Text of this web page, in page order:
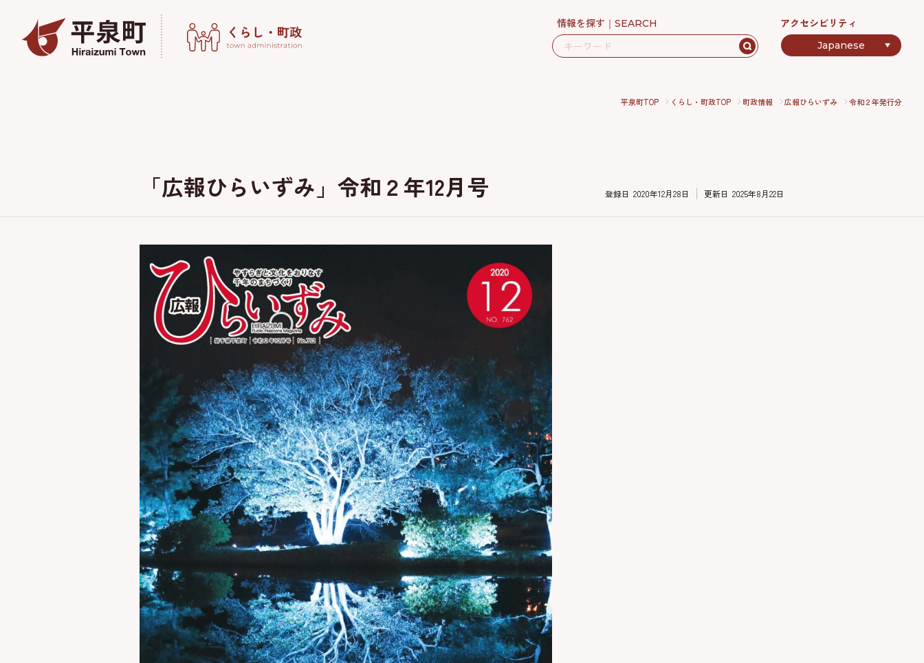
情報を探す SEARCH アクセシビリティ
平泉町TOP くらし・町政TOP 町政情報 広報ひらいずみ 令和２年発行分
「広報ひらいずみ」令和２年12月号 登録日 2020年12月28日 更新日 2025年8月22日